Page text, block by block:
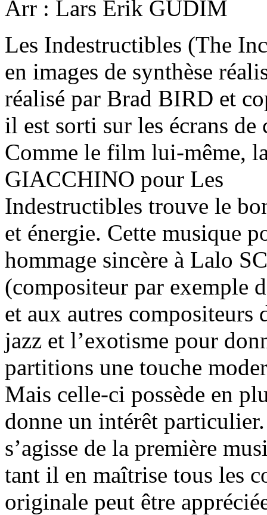
Arr : Lars Erik GUDIM
Les Indestructibles (The
en images de synthèse
réalisé par Brad BIRD et
il est sorti sur les écrans de
Comme le film lui-même,
GIACCHINO pour Les
Indestructibles trouve le
et énergie. Cette musique
hommage sincère à Lalo
(compositeur par exemple
et aux autres compositeurs
jazz et l’exotisme pour
partitions une touche
Mais celle-ci possède en
donne un intérêt
s’agisse de la première
tant il en maîtrise tous les
originale peut être